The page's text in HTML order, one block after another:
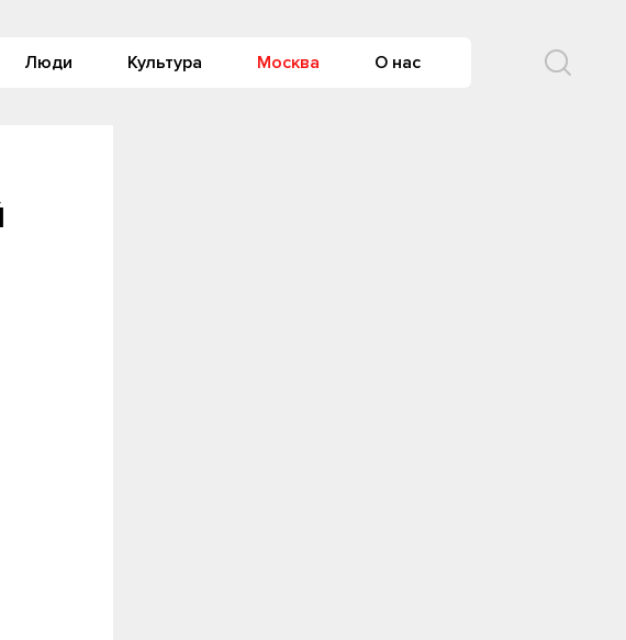
Люди Культура Москва О нас